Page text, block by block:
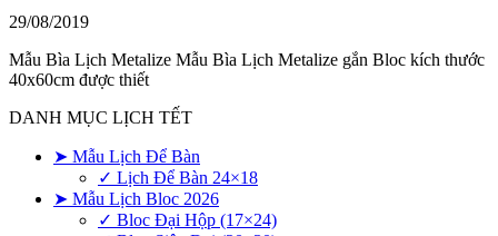
29/08/2019
Mẫu Bìa Lịch Metalize Mẫu Bìa Lịch Metalize gắn Bloc kích thước
40x60cm được thiết
DANH MỤC LỊCH TẾT
➤ Mẫu Lịch Để Bàn
✓ Lịch Để Bàn 24×18
➤ Mẫu Lịch Bloc 2026
✓ Bloc Đại Hộp (17×24)